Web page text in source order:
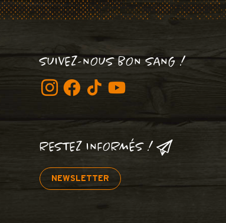
SUIVEZ-NOUS BON SANG !
RESTEZ INFORMÉS !
NEWSLETTER